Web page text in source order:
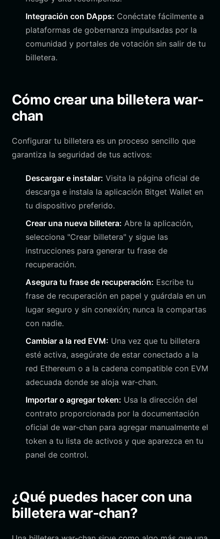
Integración con DApps: Conéctate fácilmente a
plataformas de gobernanza impulsadas por la
comunidad y portales de votación sin salir de tu
billetera.
Cómo crear una billetera war-
chan
Configurar tu billetera es un proceso sencillo que
garantiza la seguridad de tus activos:
Descargar e instalar: Visita la página oficial de
descarga e instala la aplicación Bitget Wallet en
tu dispositivo preferido.
Crear una nueva billetera: Abre la aplicación,
selecciona "Crear billetera" y sigue las
instrucciones para generar tu frase de
recuperación.
Asegura tu frase de recuperación: Escribe tu
frase de recuperación en papel y guárdala en un
lugar seguro y sin conexión; nunca la compartas
con nadie.
Cambiar a la red EVM: Una vez que tu billetera
esté activa, asegúrate de estar conectado a la
red Ethereum o a la cadena compatible con EVM
adecuada donde se aloja war-chan.
Importar o agregar token: Usa la dirección del
contrato proporcionada por la documentación
oficial de war-chan para agregar manualmente el
token a tu lista de activos y que aparezca en tu
panel de control.
¿Qué puedes hacer con una
billetera war-chan?